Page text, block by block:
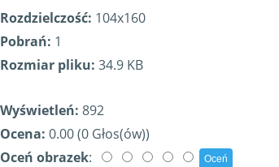
Rozdzielczość: 104x160
Pobrań: 1
Rozmiar pliku: 34.9 KB
Wyświetleń: 892
Ocena: 0.00 (0 Głos(ów))
Oceń obrazek: